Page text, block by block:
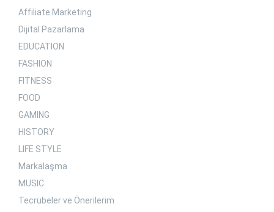
Affiliate Marketing
Dijital Pazarlama
EDUCATION
FASHION
FITNESS
FOOD
GAMING
HISTORY
LIFE STYLE
Markalaşma
MUSIC
Tecrübeler ve Önerilerim